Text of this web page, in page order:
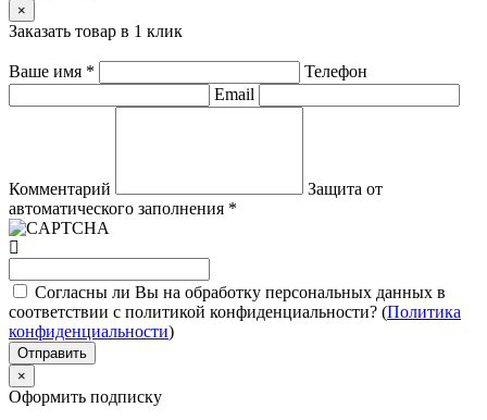
×
Заказать товар в 1 клик
Ваше имя *
Телефон
Email
Комментарий
Защита от
автоматического заполнения *
Согласны ли Вы на обработку персональных данных в
соответствии с политикой конфиденциальности? (Политика
конфиденциальности)
Отправить
×
Оформить подписку